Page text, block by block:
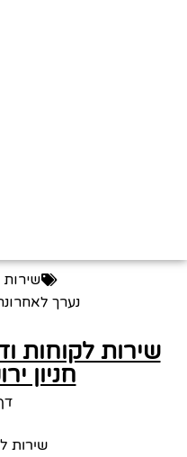
שירות
נערך
שירות לקוחות
חניון
שירות